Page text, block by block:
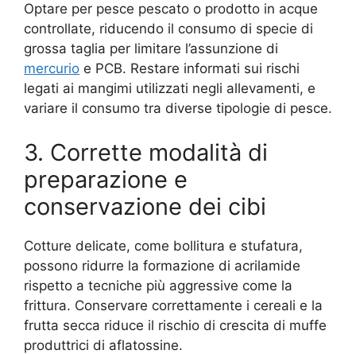
Optare per pesce pescato o prodotto in acque
controllate, riducendo il consumo di specie di
grossa taglia per limitare l’assunzione di
mercurio e PCB. Restare informati sui rischi
legati ai mangimi utilizzati negli allevamenti, e
variare il consumo tra diverse tipologie di pesce.
3. Corrette modalità di
preparazione e
conservazione dei cibi
Cotture delicate, come bollitura e stufatura,
possono ridurre la formazione di acrilamide
rispetto a tecniche più aggressive come la
frittura. Conservare correttamente i cereali e la
frutta secca riduce il rischio di crescita di muffe
produttrici di aflatossine.